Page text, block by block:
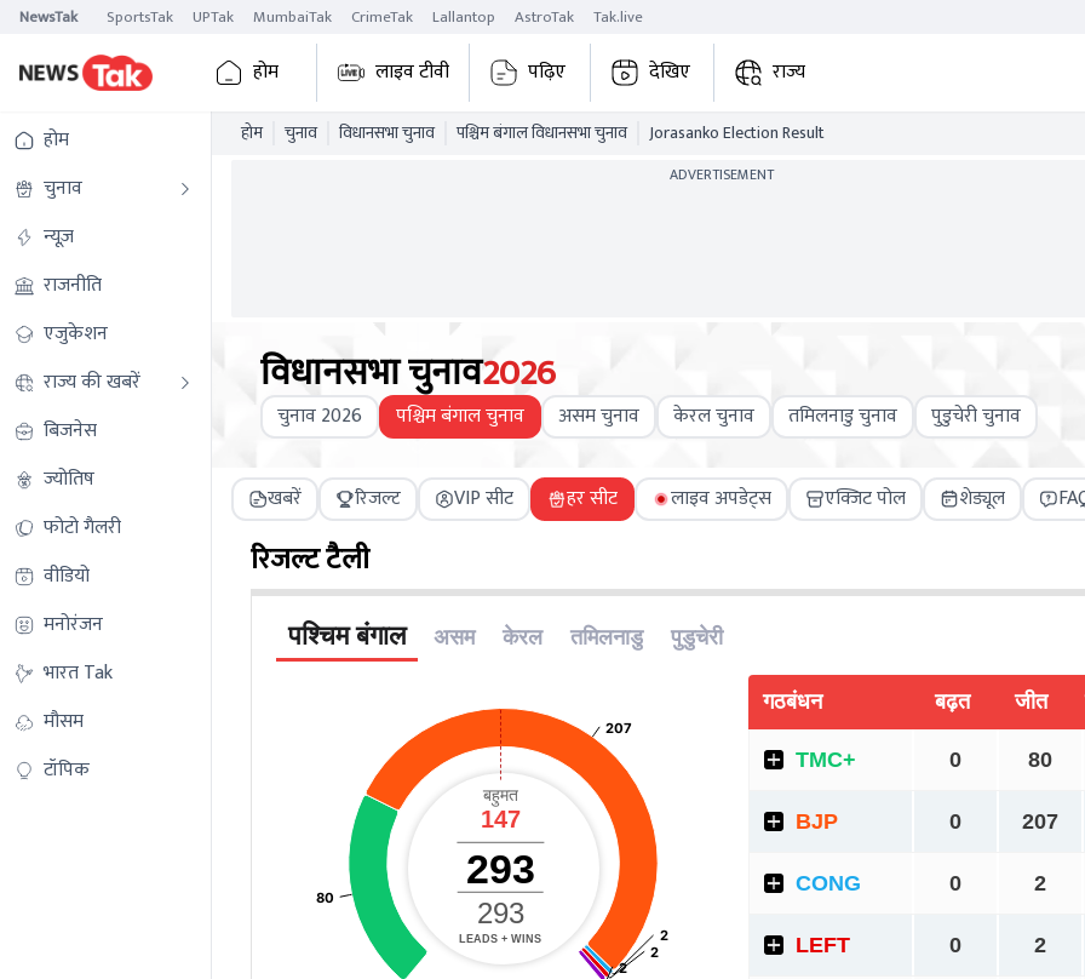
NewsTak SportsTak UPTak MumbaiTak CrimeTak Lallantop AstroTak Tak.live
होम लाइव टीवी पढ़िए देखिए राज्य
होम
चुनाव
न्यूज़
राजनीति
एजुकेशन
राज्य की खबरें
बिजनेस
ज्योतिष
फोटो गैलरी
वीडियो
मनोरंजन
भारत Tak
मौसम
टॉपिक
होम चुनाव विधानसभा चुनाव पश्चिम बंगाल विधानसभा चुनाव Jorasanko Election Result
ADVERTISEMENT
विधानसभा चुनाव2026
चुनाव 2026 पश्चिम बंगाल चुनाव असम चुनाव केरल चुनाव तमिलनाडु चुनाव पुडुचेरी चुनाव
खबरें रिजल्ट VIP सीट हर सीट लाइव अपडेट्स एक्जिट पोल शेड्यूल
रिजल्ट टैली